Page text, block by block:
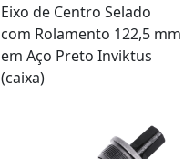
Eixo de Centro Selado
com Rolamento 122,5 mm
em Aço Preto Inviktus
(caixa)